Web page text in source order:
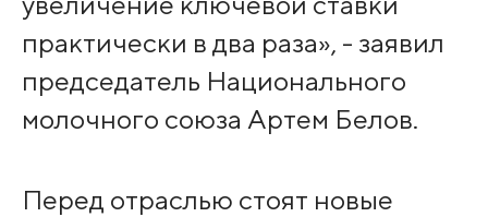
практически в два раза», - заявил
председатель Национального
молочного союза Артем Белов.
Перед отраслью стоят новые